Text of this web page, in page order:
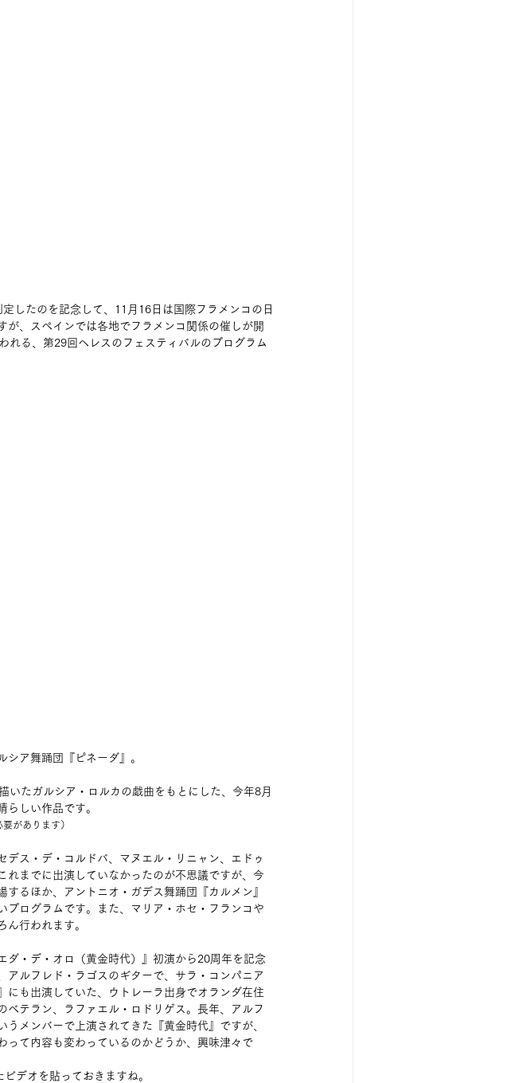
したのを記念して、11月16日は国際フラメンコの日
、スペインでは各地でフラメンコ関係の催しが開
れる、第29回ヘレスのフェスティバルのプログラム
ア舞踊団『ピネーダ』。
たガルシア・ロルカの戯曲をもとにした、今年8月
らしい作品です。
があります）
ス・デ・コルドバ、マヌエル・リニャン、エドゥ
れまでに出演していなかったのが不思議ですが、今
るほか、アントニオ・ガデス舞踊団『カルメン』
プログラムです。また、マリア・ホセ・フランコや
ん行われます。
・デ・オロ（黄金時代）』初演から20周年を記念
アルフレド・ラゴスのギターで、サラ・コンパニア
にも出演していた、ウトレーラ出身でオランダ在住
テラン、ラファエル・ロドリゲス。長年、アルフ
メンバーで上演されてきた『黄金時代』ですが、
って内容も変わっているのかどうか、興味津々で
ビデオを貼っておきますね。